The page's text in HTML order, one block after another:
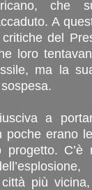
che
A
del
loro
ma la
a
poche erano
progetto.
più vicina,